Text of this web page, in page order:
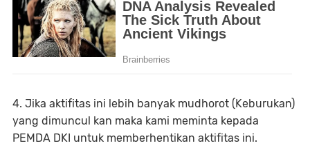
4. Jika aktifitas ini lebih banyak mudhorot (Keburukan)
yang dimuncul kan maka kami meminta kepada
PEMDA DKI untuk memberhentikan aktifitas ini.